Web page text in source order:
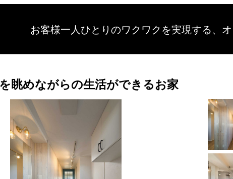
お客様一人ひとりのワクワクを実現する、
眺めながらの生活ができるお家